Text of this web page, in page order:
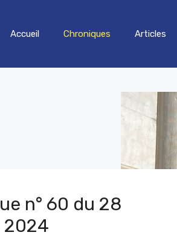
Accueil Chroniques Articles
n° 60 du 28